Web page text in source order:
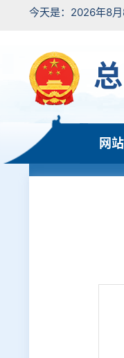
今天是：2026年8
网